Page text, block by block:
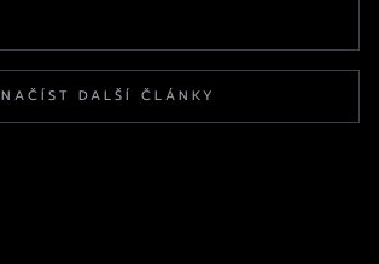
NAČÍST DALŠÍ ČLÁNKY